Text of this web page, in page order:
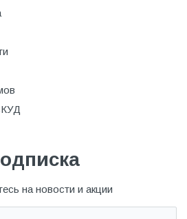
на новости и акции